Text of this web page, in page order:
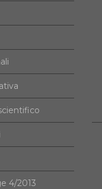
4/2013